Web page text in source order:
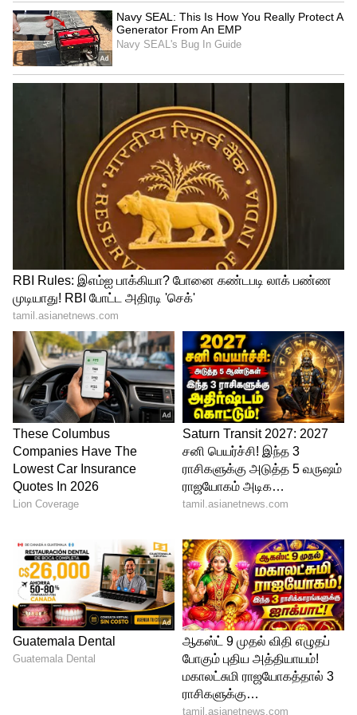
நல்லரசியல் இந்த மண்ணில் செழிக்க
வேண்டும், வெறுப்பு அரசியலும், பண
அரசியலும் அடியோடு அகற்றப்பட
வேண்டும், ஊழல் நடைமுறைகள்
களையப்பட வேண்டும், இனத்தின்
நலன்களையும், மாநில உரிமைகளையும்
பறி கொடுக்காமல் தேசிய ஒருமைப்பாட்டை